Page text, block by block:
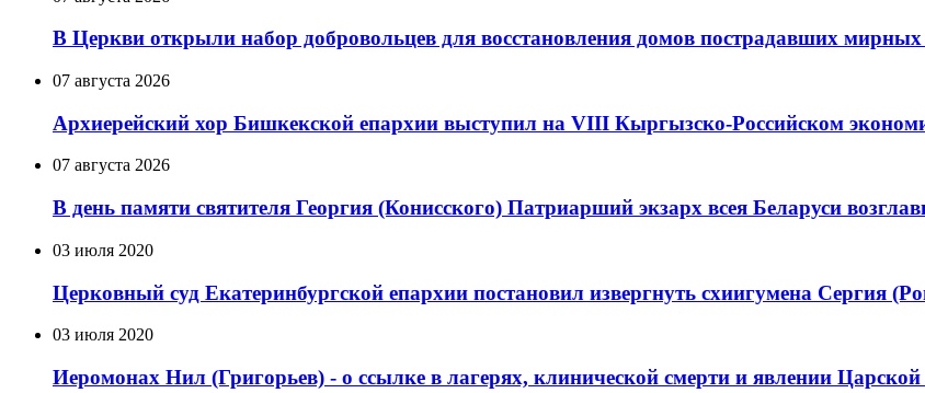
В Церкви открыли набор добровольцев для восстановления домов пострадавших
07 августа 2026
Архиерейский хор Бишкекской епархии выступил на VIII Кыргызско-Российском
07 августа 2026
В день памяти святителя Георгия (Конисского) Патриарший экзарх всея Беларуси
03 июля 2020
Церковный суд Екатеринбургской епархии постановил извергнуть схиигумена Сергия
03 июля 2020
Иеромонах Нил (Григорьев) - о ссылке в лагерях, клинической смерти и явлении Царской